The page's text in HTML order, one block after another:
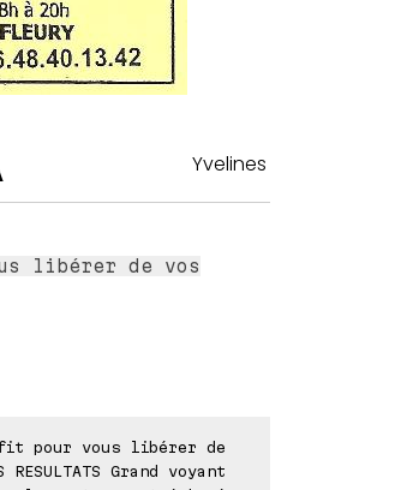
Yvelines
libérer de vos
pour vous libérer de
RESULTATS Grand voyant